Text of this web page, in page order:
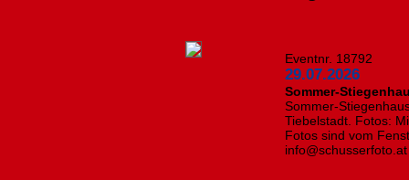
Eventnr. 18792
29.07.2026
Sommer-
Sommer-
Tiebelstadt. Fotos:
Fotos sind vom